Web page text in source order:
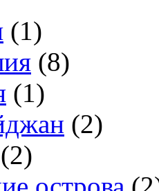
(1)
(8)
(1)
(2)
(2)